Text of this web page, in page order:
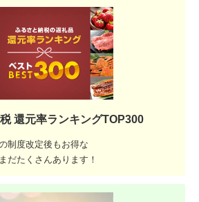
還元率ランキングTOP300
制度改定後もお得な
だたくさんあります！